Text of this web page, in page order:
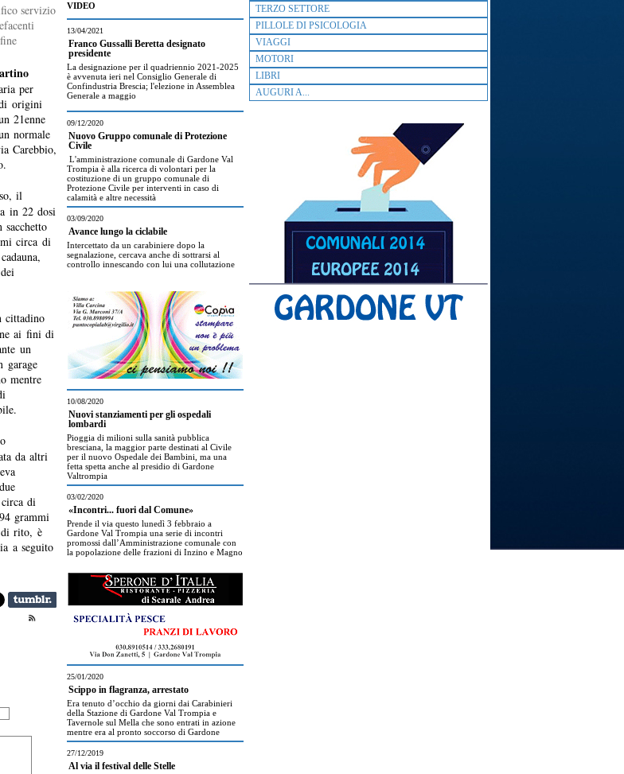
TERZO SETTORE
PILLOLE DI PSICOLOGIA
VIAGGI
MOTORI
LIBRI
AUGURI A...
servizio
per
origini
21enne
normale
Carebbio,
il
in 22 dosi
circa di
cittadino
ai fini di
un
garage
mentre
da altri
di
grammi
di rito, è
a seguito
VIDEO
13/04/2021
Franco Gussalli Beretta designato
presidente
La designazione per il quadriennio 2021-2025
è avvenuta ieri nel Consiglio Generale di
Confindustria Brescia; l'elezione in Assemblea
Generale a maggio
09/12/2020
Nuovo Gruppo comunale di Protezione
Civile
L'amministrazione comunale di Gardone Val
Trompia è alla ricerca di volontari per la
costituzione di un gruppo comunale di
Protezione Civile per interventi in caso di
calamità e altre necessità
03/09/2020
Avance lungo la ciclabile
Intercettato da un carabiniere dopo la
segnalazione, cercava anche di sottrarsi al
controllo innescando con lui una collutazione
10/08/2020
Nuovi stanziamenti per gli ospedali
lombardi
Pioggia di milioni sulla sanità pubblica
bresciana, la maggior parte destinati al Civile
per il nuovo Ospedale dei Bambini, ma una
fetta spetta anche al presidio di Gardone
Valtrompia
03/02/2020
«Incontri... fuori dal Comune»
Prende il via questo lunedì 3 febbraio a
Gardone Val Trompia una serie di incontri
promossi dall’Amministrazione comunale con
la popolazione delle frazioni di Inzino e Magno
25/01/2020
Scippo in flagranza, arrestato
Era tenuto d’occhio da giorni dai Carabinieri
della Stazione di Gardone Val Trompia e
Tavernole sul Mella che sono entrati in azione
mentre era al pronto soccorso di Gardone
27/12/2019
Al via il festival delle Stelle